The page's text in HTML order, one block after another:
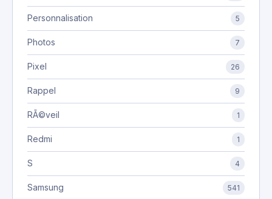
Personnalisation 5
Photos 7
Pixel 26
Rappel 9
RÃ©veil 1
Redmi 1
S 4
Samsung 541